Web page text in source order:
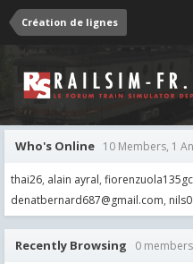
Création de lignes
Who's Online 10 Members, 1
thai26 alain ayral
denatbernard687@gmail.com
Recently Browsing 0 members